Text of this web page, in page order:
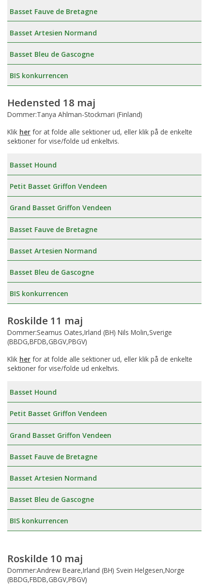
Basset Fauve de Bretagne
Basset Artesien Normand
Basset Bleu de Gascogne
BIS konkurrencen
Hedensted 18 maj
Dommer:Tanya Ahlman-Stockmari (Finland)
Klik her for at folde alle sektioner ud, eller klik på de enkelte
sektioner for vise/folde ud enkeltvis.
Basset Hound
Petit Basset Griffon Vendeen
Grand Basset Griffon Vendeen
Basset Fauve de Bretagne
Basset Artesien Normand
Basset Bleu de Gascogne
BIS konkurrencen
Roskilde 11 maj
Dommer:Seamus Oates,Irland (BH) Nils Molin,Sverige
(BBDG,BFDB,GBGV,PBGV)
Klik her for at folde alle sektioner ud, eller klik på de enkelte
sektioner for vise/folde ud enkeltvis.
Basset Hound
Petit Basset Griffon Vendeen
Grand Basset Griffon Vendeen
Basset Fauve de Bretagne
Basset Artesien Normand
Basset Bleu de Gascogne
BIS konkurrencen
Roskilde 10 maj
Dommer:Andrew Beare,Irland (BH) Svein Helgesen,Norge
(BBDG,FBDB,GBGV,PBGV)